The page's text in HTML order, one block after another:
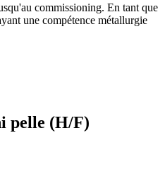
commissioning. En tant que
une compétence métallurgie
pelle (H/F)